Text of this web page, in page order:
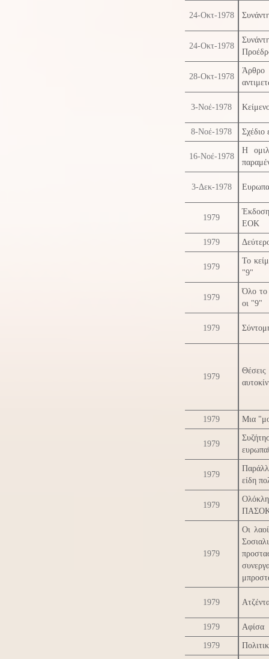
24-Οκτ-1978
24-Οκτ-1978
28-Οκτ-1978
Άρθρο
3-Νοέ-1978
8-Νοέ-1978 Σχέδιο
16-Νοέ-1978
Η
3-Δεκ-1978
1979
Έκδοση
ΕΟΚ
1979
1979
Το
"9"
1979
Όλο το
οι "9"
1979
1979
1979 Μια
1979
1979
είδη
1979
ΠΑΣΟΚ
1979
Οι
1979
1979 Αφίσα
1979